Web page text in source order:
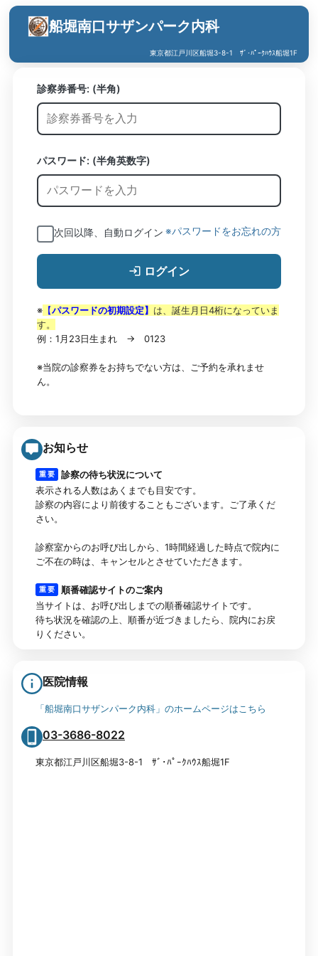
船堀南口サザンパーク内科
東京都江戸川区船堀3-8-1 ｻﾞ･ﾊﾟｰｸﾊｳｽ船堀1F
診察券番号: (半角)
パスワード: (半角英数字)
次回以降、自動ログイン ※パスワードをお忘れの方
ログイン
※ 【パスワードの初期設定】 は、誕生月日4桁になっていま
す。
例：1月23日生まれ → 0123
※当院の診察券をお持ちでない方は、ご予約を承れませ
ん。
お知らせ
重 要
診察の待ち状況について
表示される人数はあくまでも目安です。
診察の内容により前後することもございます。ご了承くだ
さい。
診察室からのお呼び出しから、1時間経過した時点で院内に
ご不在の時は、キャンセルとさせていただきます。
重 要
順番確認サイトのご案内
当サイトは、お呼び出しまでの順番確認サイトです。
待ち状況を確認の上、順番が近づきましたら、院内にお戻
りください。
医院情報
「船堀南口サザンパーク内科」のホームページはこちら
03-3686-8022
東京都江戸川区船堀3-8-1 ｻﾞ･ﾊﾟｰｸﾊｳｽ船堀1F